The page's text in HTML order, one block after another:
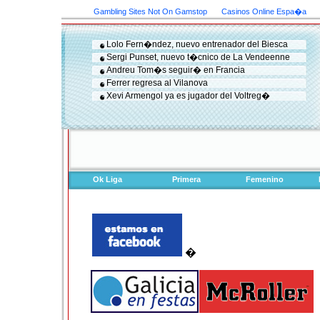
Gambling Sites Not On Gamstop Casinos Online Espa�a
Lolo Fern�ndez, nuevo entrenador del Biesca
Sergi Punset, nuevo t�cnico de La Vendeenne
Andreu Tom�s seguir� en Francia
Ferrer regresa al Vilanova
Xevi Armengol ya es jugador del Voltreg�
Ok Liga Primera Femenino
�